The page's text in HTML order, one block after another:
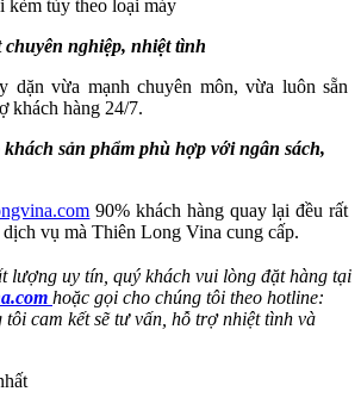
kèm tùy theo loại máy
nghiệp, nhiệt tình
dặn vừa mạnh chuyên môn, vừa luôn sẵn
khách hàng 24/7.
sản phẩm phù hợp với ngân sách,
90% khách hàng quay lại đều rất
vụ mà Thiên Long Vina cung cấp.
lượng uy tín, quý khách vui lòng đặt hàng tại
hoặc gọi cho chúng tôi theo hotline:
tôi cam kết sẽ tư vấn, hỗ trợ nhiệt tình và